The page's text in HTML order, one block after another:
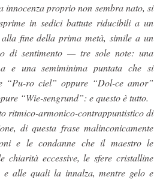
proprio non sembra nato, si
in sedici battute riducibili a un
fine della prima metà, simile a un
di sentimento — tre sole note: una
e una semiminima puntata che si
“Pu-ro ciel” oppure “Dol-ce amor”
“Wie-sengrund”: e questo è tutto.
ritmico-armonico-contrappuntistico di
di questa frase malinconicamente
e le condanne che il maestro le
chiarità eccessive, le sfere cristalline
alle quali la innalza, mentre gelo e